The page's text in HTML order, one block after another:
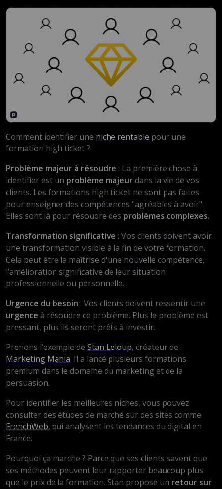
Comment identifier une niche rentable pour une
formation high ticket ?
Problème majeur à résoudre : La première chose à
identifier est un problème majeurdans la vie de vos
clients. Les formations high ticket ne sont pas faites
pour enseigner des compétences "agréables à avoir".
Elles sont là pour résoudre des problèmes complexes.
Transformation significative : Vos clients doivent avoir
une transformation visible à la fin de votre formation.
Cela peut être la maîtrise d'une nouvelle compétence,
l’amélioration significative de leur situation
professionnelle ou personnelle.
Urgence du besoin : Vos clients doivent ressentir une
urgence à résoudre ce problème. Plus le problème est
pressant, plus ils seront prêts à investir.
Prenons l’exemple de Stan Leloup, créateur de
Marketing Mania. Il a lancé plusieurs formations
premium dans le domaine du marketing et de la
persuasion.
Pour identifier les meilleures niches, vous pouvez
consulter des études de marché sur des sites comme
FrenchWeb, qui analysent les tendances du digital en
France.
Pourquoi ça marche ? Parce que ses clients savent que
ses méthodes peuvent leur rapporter beaucoup plus
que le prix de la formation. Stan propose un retour sur